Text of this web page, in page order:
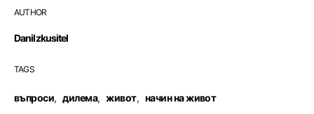
AUTHOR
DaniIzkusitel
TAGS
въпроси, дилема, живот, начин на живот